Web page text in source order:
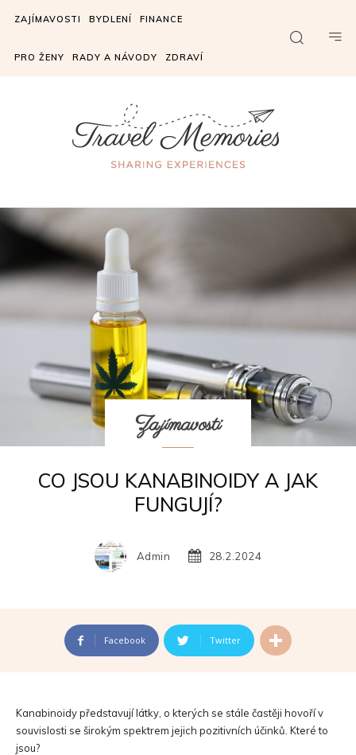
ZAJÍMAVOSTI BYDLENÍ FINANCE
PRO ŽENY RADY A NÁVODY ZDRAVÍ
Zajímavosti
CO JSOU KANABINOIDY A JAK
FUNGUJÍ?
Admin 28.2.2024
Facebook Twitter
Kanabinoidy představují látky, o kterých se stále častěji hovoří v
souvislosti se širokým spektrem jejich pozitivních účinků. Které to
jsou?